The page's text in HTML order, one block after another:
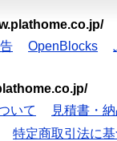
OpenBlocks
いて
見積書・
特定商取引法に